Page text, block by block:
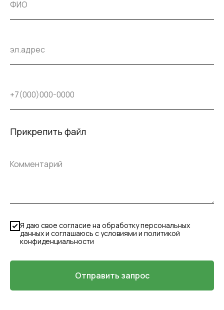
Прикрепить файл
Я даю свое согласие на обработку персональных
данных и соглашаюсь с условиями и политикой
конфиденциальности
Отправить запрос